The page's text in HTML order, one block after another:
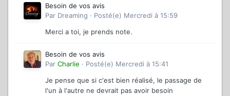
Besoin de vos avis
Par Dreaming · Posté(e) Mercredi à 15:59
Merci a toi, je prends note.
Besoin de vos avis
Par Charlie · Posté(e) Mercredi à 15:41
Je pense que si c'est bien réalisé, le passage de
l'un à l'autre ne devrait pas avoir besoin